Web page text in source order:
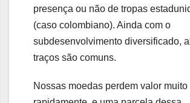
presença ou não de tropas
(caso colombiano). Ainda com o
subdesenvolvimento diversificado,
traços são comuns.
Nossas moedas perdem valor muito